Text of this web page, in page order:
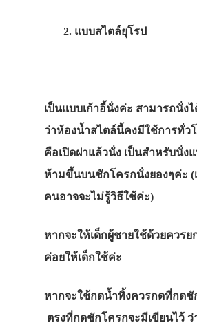
2. แบบสไตล์ยุโรป
เป็นแบบเก้าอี้นั่งค่ะ สามารถนั่ง
ว่าห้องน้ำสไตล์นี้คงมีใช้การทั่ว
คือเปิดฝาแล้วนั่ง เป็นสำหรับนั่ง
ห้ามขึ้นบนชักโครกนั่งยองๆค่ะ (
คนอาจจะไม่รู้วิธีใช้ค่ะ)
หากจะให้เด็กผู้ชายใช้ด้วยควร
ค่อยให้เด็กใช้ค่ะ
หากจะใช้กดน้ำทิ้งควรกดที่กดชั
ตรงที่กดชักโครกจะมีเขียนไว้ ว่